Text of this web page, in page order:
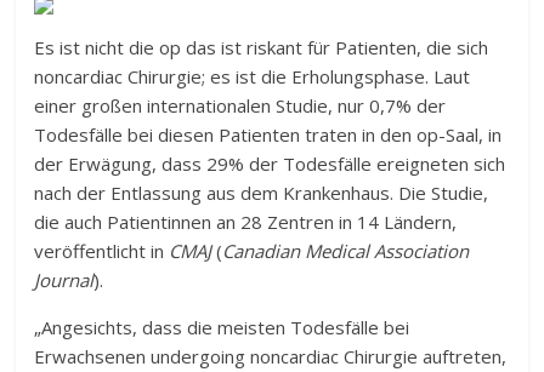
Es ist nicht die op das ist riskant für Patienten, die sich
noncardiac Chirurgie; es ist die Erholungsphase. Laut
einer großen internationalen Studie, nur 0,7% der
Todesfälle bei diesen Patienten traten in den op-Saal, in
der Erwägung, dass 29% der Todesfälle ereigneten sich
nach der Entlassung aus dem Krankenhaus. Die Studie,
die auch Patientinnen an 28 Zentren in 14 Ländern,
veröffentlicht in CMAJ(Canadian Medical Association
Journal).
„Angesichts, dass die meisten Todesfälle bei
Erwachsenen undergoing noncardiac Chirurgie auftreten,